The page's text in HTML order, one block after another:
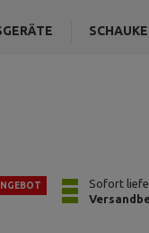
Sofort